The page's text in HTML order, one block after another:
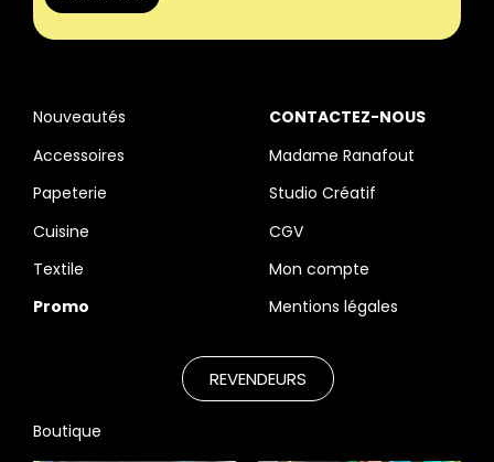
Nouveautés
Accessoires
Papeterie
Cuisine
Textile
Promo
CONTACTEZ-NOUS
Madame Ranafout
Studio Créatif
CGV
Mon compte
Mentions légales
REVENDEURS
Boutique